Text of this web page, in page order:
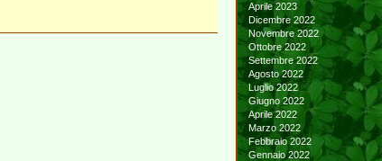
Aprile 2023
Dicembre 2022
Novembre 2022
Ottobre 2022
Settembre 2022
Agosto 2022
Luglio 2022
Giugno 2022
Aprile 2022
Marzo 2022
Febbraio 2022
Gennaio 2022